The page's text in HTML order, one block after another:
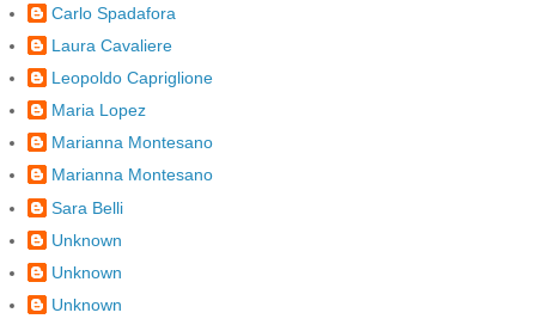
Carlo Spadafora
Laura Cavaliere
Leopoldo Capriglione
Maria Lopez
Marianna Montesano
Marianna Montesano
Sara Belli
Unknown
Unknown
Unknown